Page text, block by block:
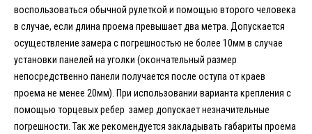
воспользоваться обычной рулеткой и помощью второго человека
в случае, если длина проема превышает два метра. Допускается
осуществление замера с погрешностью не более 10мм в случае
установки панелей на уголки (окончательный размер
непосредственно панели получается после оступа от краев
проема не менее 20мм). При использовании варианта крепления с
помощью торцевых ребер замер допускает незначительные
погрешности. Так же рекомендуется закладывать габариты проема